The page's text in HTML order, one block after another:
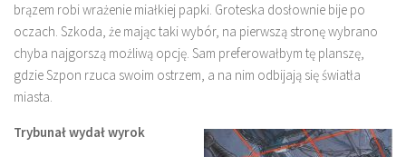
brązem robi wrażenie miałkiej papki. Groteska dosłownie bije po
oczach. Szkoda, że mając taki wybór, na pierwszą stronę wybrano
chyba najgorszą możliwą opcję. Sam preferowałbym tę planszę,
gdzie Szpon rzuca swoim ostrzem, a na nim odbijają się światła
miasta.
Trybunał wydał wyrok